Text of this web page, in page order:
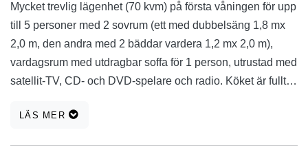
Mycket trevlig lägenhet (70 kvm) på första våningen för upp
till 5 personer med 2 sovrum (ett med dubbelsäng 1,8 mx
2,0 m, den andra med 2 bäddar vardera 1,2 mx 2,0 m),
vardagsrum med utdragbar soffa för 1 person, utrustad med
satellit-TV, CD- och DVD-spelare och radio. Köket är fullt
mikrovågsugn, äggkokare, kaffebryggare, brödrost, mixer,
LÄS MER